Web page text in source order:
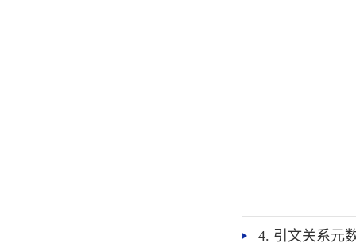
4. 引文关系元